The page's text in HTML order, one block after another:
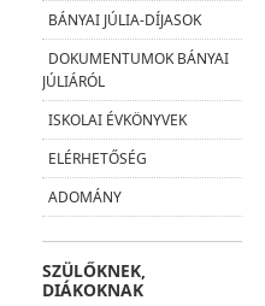
BÁNYAI JÚLIA-DÍJASOK
DOKUMENTUMOK BÁNYAI
JÚLIÁRÓL
ISKOLAI ÉVKÖNYVEK
ELÉRHETŐSÉG
ADOMÁNY
SZÜLŐKNEK,
DIÁKOKNAK